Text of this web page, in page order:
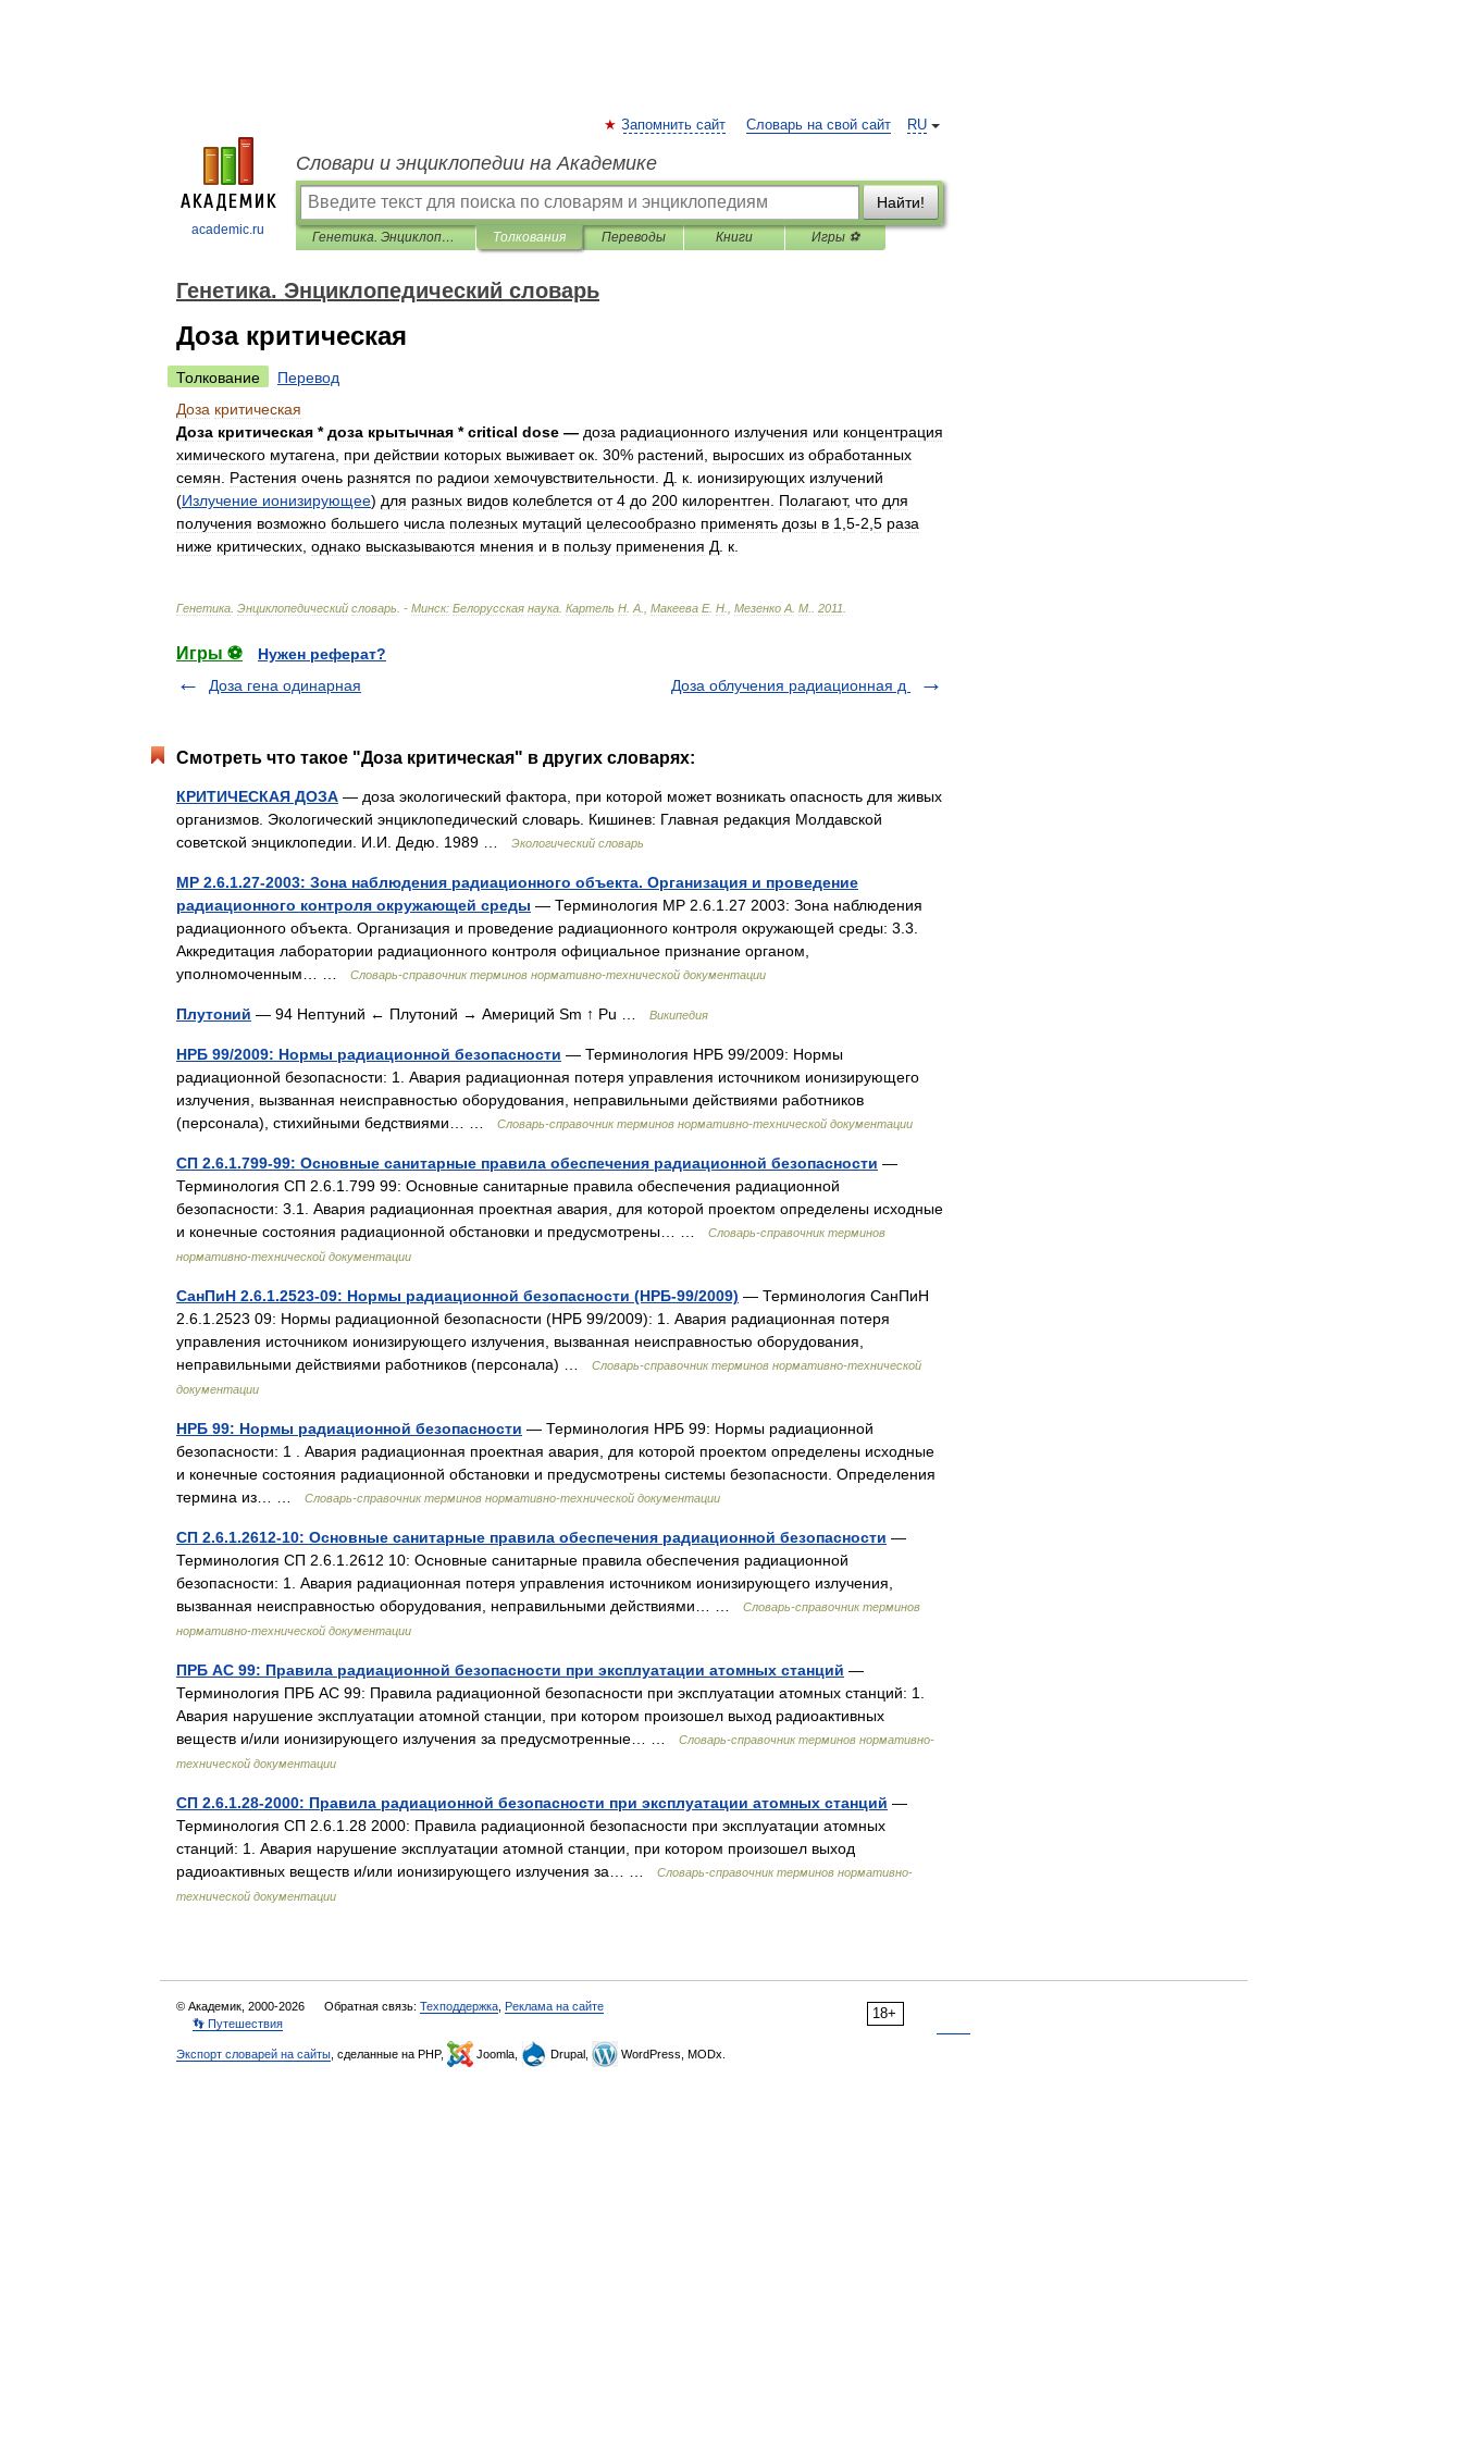
academic.ru
RU
Запомнить сайт Словарь на свой сайт
Словари и энциклопедии на Академике
Найти!
Генетика. Энциклопедический словарь Толкования Переводы Книги Игры ⚽
Генетика. Энциклопедический словарь
Доза критическая
Толкование
Перевод
Доза критическая
Доза критическая *доза крытычная *critical dose — доза радиационного излучения или концентрация
химического мутагена при действии которых выживает ок 30% растений выросших из обработанных
семян
Растения очень разнятся по радиои хемочувствительности Д к ионизирующих излучений
(Излучение ионизирующее) для разных видов колеблется от 4 до 200 килорентген Полагают, что для
получения возможно большего числа полезных мутаций целесообразно применять дозы в 1 5-2 5 раза
ниже критических однако высказываются мнения и в пользу применения Д к
Генетика Энциклопедический словарь . - Минск: Белорусская наука Картель Н А Макеева Е. Н Мезенко А М 2011
Игры ⚽
Нужен реферат?
Доза гена одинарная
Доза облучения радиационная д
Смотреть что такое "Доза критическая" в других словарях:
КРИТИЧЕСКАЯ ДОЗА — доза экологический фактора, при которой может возникать опасность для живых
организмов. Экологический энциклопедический словарь. Кишинев: Главная редакция Молдавской
советской энциклопедии. И.И. Дедю. 1989 …
Экологический словарь
МР 2.6.1.27-2003: Зона наблюдения радиационного объекта. Организация и проведение
радиационного контроля окружающей среды — Терминология МР 2.6.1.27 2003: Зона наблюдения
радиационного объекта. Организация и проведение радиационного контроля окружающей среды: 3.3.
Аккредитация лаборатории радиационного контроля официальное признание органом,
уполномоченным… …
Словарь-справочник терминов нормативно-технической документации
Плутоний — 94 Нептуний ← Плутоний → Америций Sm ↑ Pu … Википедия
НРБ 99/2009: Нормы радиационной безопасности — Терминология НРБ 99/2009: Нормы
радиационной безопасности: 1. Авария радиационная потеря управления источником ионизирующего
излучения, вызванная неисправностью оборудования, неправильными действиями работников
(персонала), стихийными бедствиями… …
Словарь-справочник терминов нормативно-технической документации
СП 2.6.1.799-99: Основные санитарные правила обеспечения радиационной безопасности —
Терминология СП 2.6.1.799 99: Основные санитарные правила обеспечения радиационной
безопасности: 3.1. Авария радиационная проектная авария, для которой проектом определены исходные
и конечные состояния радиационной обстановки и предусмотрены… …
Словарь-справочник терминов
нормативно-технической документации
СанПиН 2.6.1.2523-09: Нормы радиационной безопасности (НРБ-99/2009) — Терминология СанПиН
2.6.1.2523 09: Нормы радиационной безопасности (НРБ 99/2009): 1. Авария радиационная потеря
управления источником ионизирующего излучения, вызванная неисправностью оборудования,
неправильными действиями работников (персонала) …
Словарь-справочник терминов нормативно-технической
документации
НРБ 99: Нормы радиационной безопасности — Терминология НРБ 99: Нормы радиационной
безопасности: 1 . Авария радиационная проектная авария, для которой проектом определены исходные
и конечные состояния радиационной обстановки и предусмотрены системы безопасности. Определения
термина из… …
Словарь-справочник терминов нормативно-технической документации
СП 2.6.1.2612-10: Основные санитарные правила обеспечения радиационной безопасности —
Терминология СП 2.6.1.2612 10: Основные санитарные правила обеспечения радиационной
безопасности: 1. Авария радиационная потеря управления источником ионизирующего излучения,
вызванная неисправностью оборудования, неправильными действиями… …
Словарь-справочник терминов
нормативно-технической документации
ПРБ АС 99: Правила радиационной безопасности при эксплуатации атомных станций —
Терминология ПРБ АС 99: Правила радиационной безопасности при эксплуатации атомных станций: 1.
Авария нарушение эксплуатации атомной станции, при котором произошел выход радиоактивных
веществ и/или ионизирующего излучения за предусмотренные… …
Словарь-справочник терминов нормативно-
технической документации
СП 2.6.1.28-2000: Правила радиационной безопасности при эксплуатации атомных станций —
Терминология СП 2.6.1.28 2000: Правила радиационной безопасности при эксплуатации атомных
станций: 1. Авария нарушение эксплуатации атомной станции, при котором произошел выход
радиоактивных веществ и/или ионизирующего излучения за… …
Словарь-справочник терминов нормативно-
технической документации
18+
© Академик, 2000-2026 Обратная связь: Техподдержка Реклама на сайте
👣 Путешествия
Экспорт словарей на сайты , сделанные на PHP, Joomla, Drupal, WordPress, MODx.